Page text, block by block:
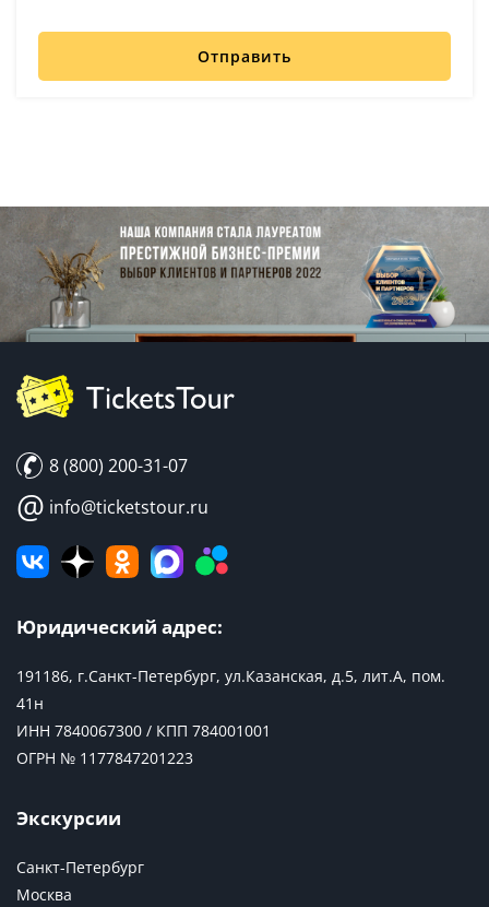
Отправить
8 (800) 200-31-07
@ info@ticketstour.ru
Юридический адрес:
191186, г.Санкт-Петербург, ул.Казанская, д.5, лит.А, пом.
41н
ИНН 7840067300 / КПП 784001001
ОГРН № 1177847201223
Экскурсии
Санкт-Петербург
Москва